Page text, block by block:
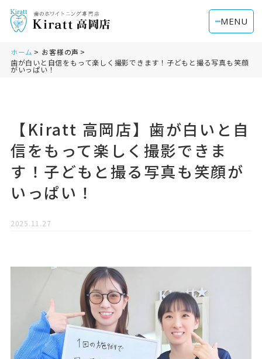
MENU
ホーム
お客様の声
歯が白いと自信をもって楽しく撮影できます！子どもと撮る写真も笑顔
がいっぱい！
【Kiratt 高岡店】歯が白いと自
信をもって楽しく撮影できま
す！子どもと撮る写真も笑顔が
いっぱい！
2025.11.27